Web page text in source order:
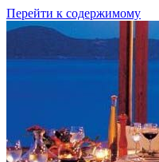
Перейти к содержимому